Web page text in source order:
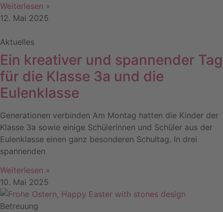
Weiterlesen »
12. Mai 2025
Aktuelles
Ein kreativer und spannender Tag
für die Klasse 3a und die
Eulenklasse
Generationen verbinden Am Montag hatten die Kinder der
Klasse 3a sowie einige Schülerinnen und Schüler aus der
Eulenklasse einen ganz besonderen Schultag. In drei
spannenden
Weiterlesen »
10. Mai 2025
Betreuung